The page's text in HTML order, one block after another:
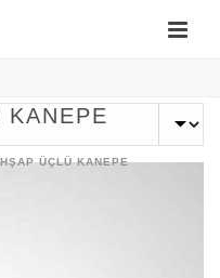
KANEPE
ÜÇLÜ KANEPE